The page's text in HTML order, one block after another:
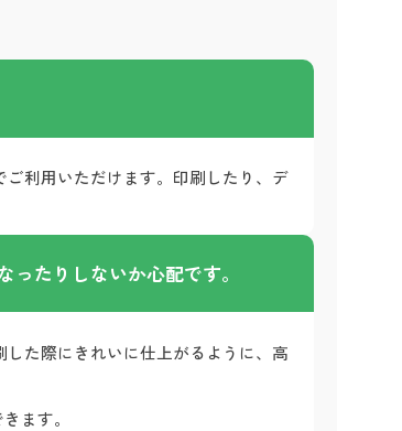
利用いただけます。印刷したり、デ
たりしないか心配です。
た際にきれいに仕上がるように、高
ます。